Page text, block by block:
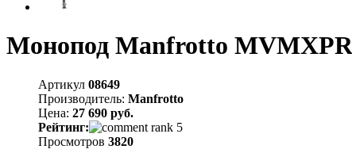
Монопод Manfrotto
Артикул 08649
Производитель: Manfrotto
Цена: 27 690 руб.
Рейтинг:
Просмотров 3820